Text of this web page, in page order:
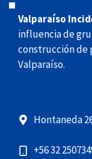
k
Valparaíso
influencia de
construcción de
Valparaíso.
Hontaneda
+56 32